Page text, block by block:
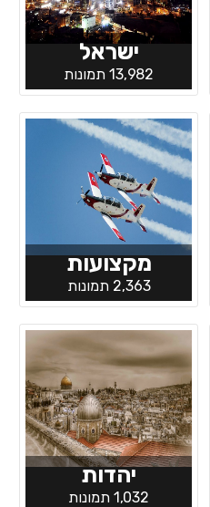
ישראל
13,982 תמונות
מקצועות
2,363 תמונות
יהדות
1,032 תמונות